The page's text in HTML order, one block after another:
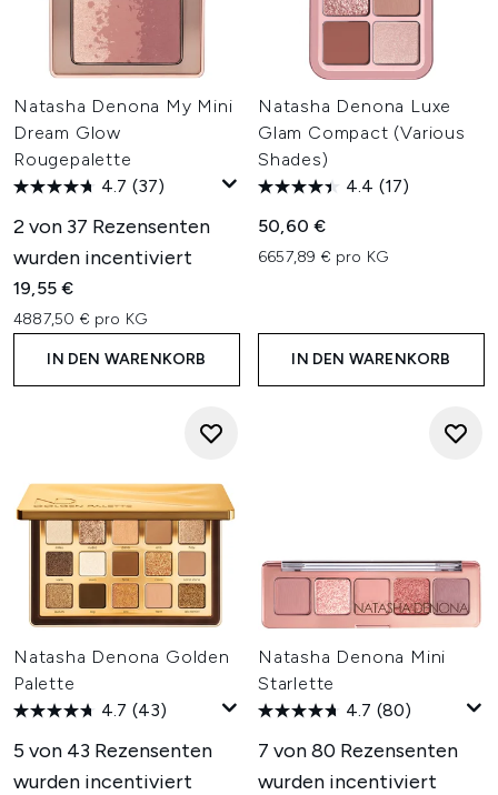
Natasha Denona My Mini
Dream Glow
Rougepalette
4.7 (37)
2 von 37 Rezensenten
wurden incentiviert
19,55 €
4887,50 € pro KG
IN DEN WARENKORB
Natasha Denona Luxe
Glam Compact (Various
Shades)
4.4 (17)
50,60 €
6657,89 € pro KG
IN DEN WARENKORB
Natasha Denona Golden
Palette
4.7 (43)
5 von 43 Rezensenten
wurden incentiviert
Natasha Denona Mini
Starlette
4.7 (80)
7 von 80 Rezensenten
wurden incentiviert